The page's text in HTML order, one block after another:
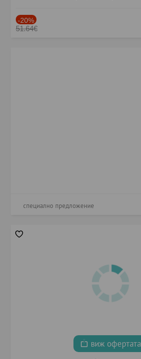
-20%
51.64€
специално предложение
виж офертата